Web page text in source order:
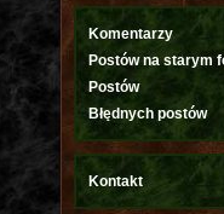
Komentarzy
Postów na starym
Postów
Błędnych postów
Kontakt